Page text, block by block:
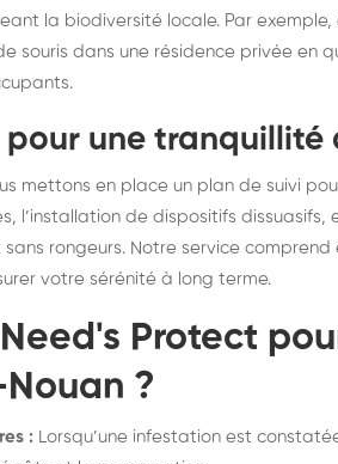
la biodiversité locale. Par exemple,
souris dans une résidence privée en
pour une tranquillité
mettons en place un plan de suivi
l’installation de dispositifs dissuasifs,
sans rongeurs. Notre service
votre sérénité à long terme.
Protect
?
: Lorsqu’une infestation est